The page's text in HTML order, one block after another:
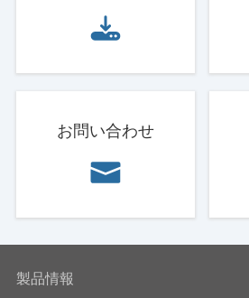
お問い合わせ
製品情報